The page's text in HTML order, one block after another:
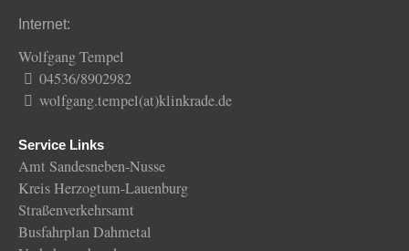
Internet:
Wolfgang Tempel
04536/8902982
wolfgang.tempel(at)klinkrade.de
Service Links
Amt Sandesneben-Nusse
Kreis Herzogtum-Lauenburg
Straßenverkehrsamt
Busfahrplan Dahmetal